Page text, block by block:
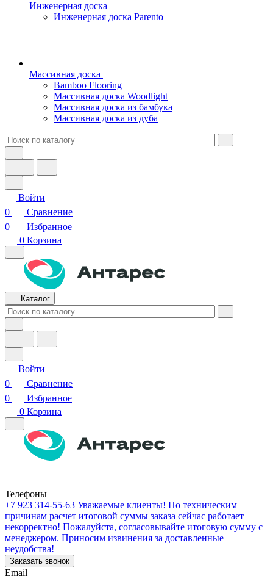
Инженерная доска
Инженерная доска Parento
Массивная доска
Bamboo Flooring
Массивная доска Woodlight
Массивная доска из бамбука
Массивная доска из дуба
Войти
0
Сравнение
0
Избранное
0 Корзина
Каталог
Войти
0
Сравнение
0
Избранное
0 Корзина
Телефоны
+7 923 314-55-63 Уважаемые клиенты! По техническим
причинам расчет итоговой суммы заказа сейчас работает
некорректно! Пожалуйста, согласовывайте итоговую сумму с
менеджером. Приносим извинения за доставленные
неудобства!
Заказать звонок
Email